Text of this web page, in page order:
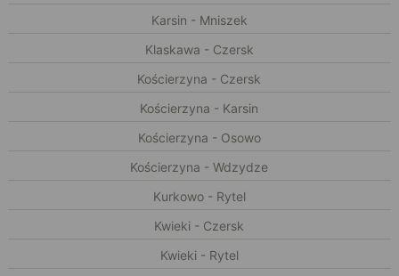
Karsin - Mniszek
Klaskawa - Czersk
Kościerzyna - Czersk
Kościerzyna - Karsin
Kościerzyna - Osowo
Kościerzyna - Wdzydze
Kurkowo - Rytel
Kwieki - Czersk
Kwieki - Rytel